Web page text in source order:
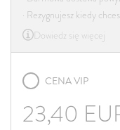
· Rezygnujesz kiedy
Dowiedz się więcej
CENA VIP
23,40